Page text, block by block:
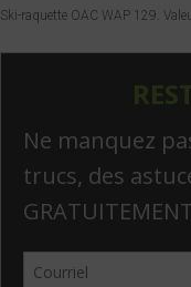
Ski-raquette OAC WAP 129.